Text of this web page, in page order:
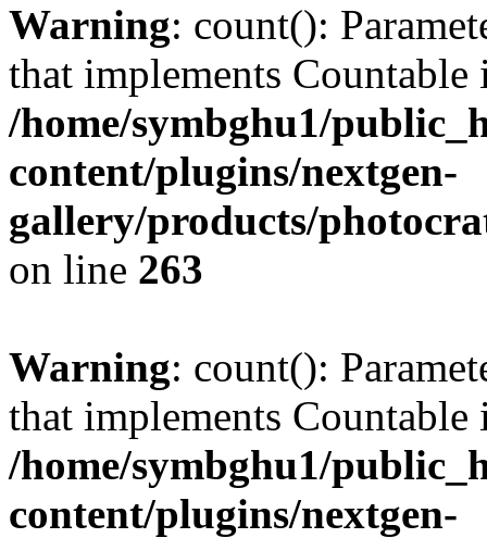
Warning: count():
that implements Countable
/home/symbghu1/
content/plugins/nextgen-
gallery/products/
on line 263
Warning: count():
that implements Countable
/home/symbghu1/
content/plugins/nextgen-